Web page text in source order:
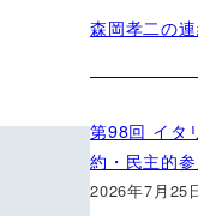
森岡孝二の
第98回 イタ
約・民主的
2026年7月25